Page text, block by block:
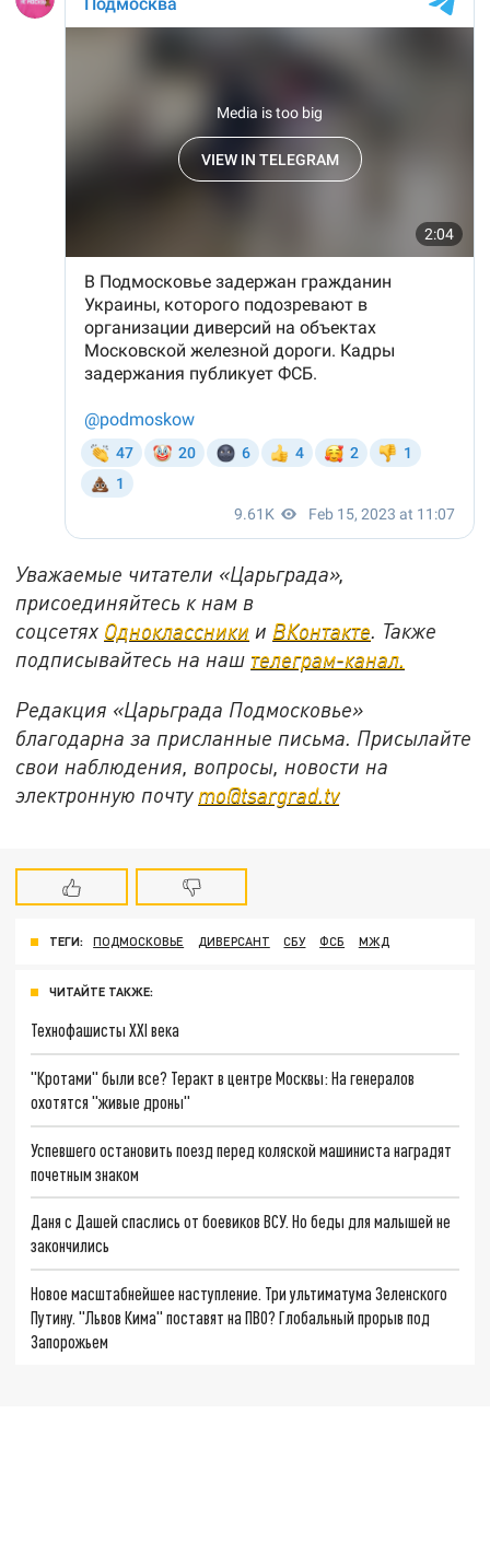
Уважаемые читатели «Царьграда»,
присоединяйтесь к нам в
соцсетях Одноклассники и ВКонтакте. Также
подписывайтесь на наш телеграм-канал.
Редакция «Царьграда Подмосковье»
благодарна за присланные письма. Присылайте
свои наблюдения, вопросы, новости на
электронную почту mo@tsargrad.tv
ТЕГИ: ПОДМОСКОВЬЕ ДИВЕРСАНТ СБУ ФСБ МЖД
ЧИТАЙТЕ ТАКЖЕ:
Технофашисты XXI века
"Кротами" были все? Теракт в центре Москвы: На генералов
охотятся "живые дроны"
Успевшего остановить поезд перед коляской машиниста наградят
почетным знаком
Даня с Дашей спаслись от боевиков ВСУ. Но беды для малышей не
закончились
Новое масштабнейшее наступление. Три ультиматума Зеленского
Путину. "Львов Кима" поставят на ПВО? Глобальный прорыв под
Запорожьем